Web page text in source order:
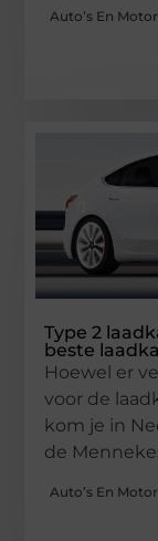
Auto’s En
Type 2
beste
Hoewel er
voor de
kom je in
de
Auto’s En